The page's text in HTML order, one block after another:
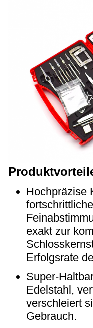
Hochpräzise
fortschrittliche
exakt zur
Erfolgsrate
Super-
Edelstahl,
verschleiert
Gebrauch.